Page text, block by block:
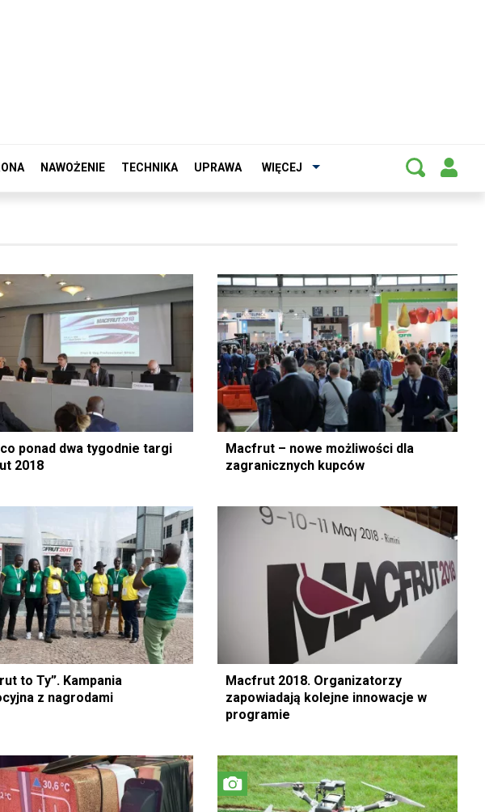
NAWOŻENIE TECHNIKA UPRAWA WIĘCEJ
ponad dwa tygodnie targi
2018
Macfrut – nowe możliwości dla
zagranicznych kupców
to Ty”. Kampania
z nagrodami
Macfrut 2018. Organizatorzy
zapowiadają kolejne innowacje w
programie